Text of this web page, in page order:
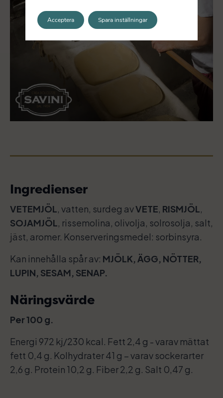
Ingredienser
VETEMJÖL, vatten, surdeg avVETE, RISMJÖL,
SOJAMJÖL, rissemolina, olivolja, solrosolja, salt,
jäst, aromer. Konserveringsmedel: sorbinsyra.
Kan innehålla spår av: MJÖLK, ÄGG, NÖTTER,
LUPIN, SESAM, SENAP.
Näringsvärde
Per 100 g.
Energi 972 kj/230 kcal. Fett 2,4 g - varav mättat
fett 0,4 g. Kolhydrater 41 g – varav sockerarter
2,6 g. Protein 10,2 g. Fiber 2,2 g. Salt 0,47 g.
Acceptera Spara inställningar